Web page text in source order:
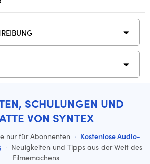
SCHULUNGEN UND
VON SYNTEX
nur für Abonnenten · Kostenlose Audio-
· Neuigkeiten und Tipps aus der Welt des
Filmemachens